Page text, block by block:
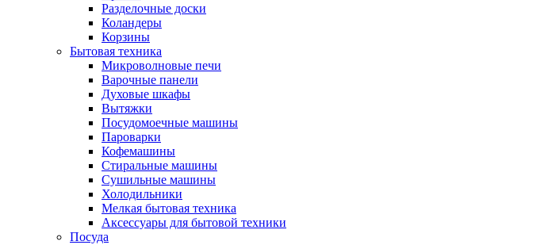
Разделочные доски
Коландеры
Корзины
Бытовая техника
Микроволновые печи
Варочные панели
Духовые шкафы
Вытяжки
Посудомоечные машины
Пароварки
Кофемашины
Стиральные машины
Сушильные машины
Холодильники
Мелкая бытовая техника
Аксессуары для бытовой техники
Посуда